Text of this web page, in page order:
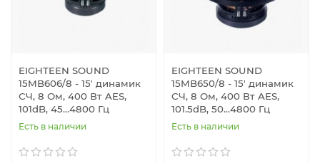
EIGHTEEN SOUND
15MB606/8 - 15' динамик
СЧ, 8 Ом, 400 Вт AES,
101dB, 45...4800 Гц
Есть в наличии
EIGHTEEN SOUND
15MB650/8 - 15' динамик
СЧ, 8 Ом, 400 Вт AES,
101.5dB, 50...4800 Гц
Есть в наличии